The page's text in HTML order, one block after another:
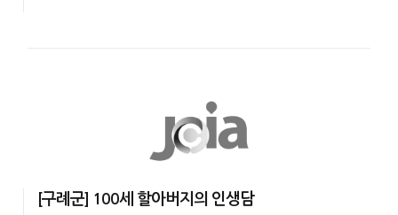
[구례군] 100세 할아버지의 인생담